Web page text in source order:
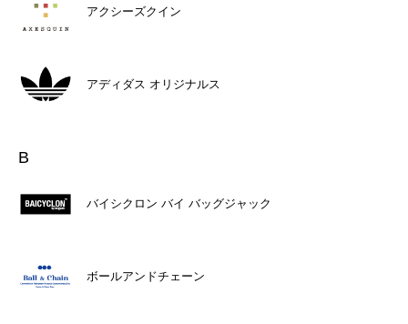
アクシーズクイン
アディダス オリジナルス
B
バイシクロン バイ バッグジャック
ボールアンドチェーン